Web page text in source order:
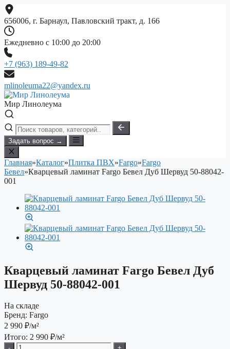
Перейти
к
содержимому
656006, г. Барнаул, Павловский тракт, д. 166
Ежедневно с 10:00 до 20:00
+7 (963) 189-49-82
mlinoleuma22@yandex.ru
Мир Линолеума
Задать вопрос →
Главная»Каталог»Плитка ПВХ»Fargo»Fargo
Бевел»Кварцевый ламинат Fargo Бевел Дуб Шервуд 50-88042-
001
Кварцевый ламинат Fargo Бевел Дуб
Шервуд 50-88042-001
На складе
Бренд: Fargo
2 990 ₽/м²
Итого: 2 990 ₽/м²